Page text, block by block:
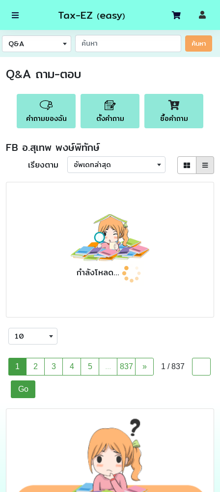
Tax-EZ (easy)
Q&A ค้นหา
Q&A ถาม-ตอบ
คำถามของฉัน ตั้งคำถาม ซื้อคำถาม
FB อ.สุเทพ พงษ์พิทักษ์
เรียงตาม อัพเดทล่าสุด
กำลังโหลด...
10
1 2 3 4 5 ... 837 » 1 / 837